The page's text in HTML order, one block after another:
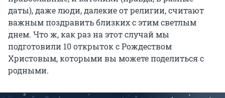
даты), даже люди, далекие от религии, считают
важным поздравить близких с этим светлым
днем. Что ж, как раз на этот случай мы
подготовили 10 открыток с Рождеством
Христовым, которыми вы можете поделиться с
родными.